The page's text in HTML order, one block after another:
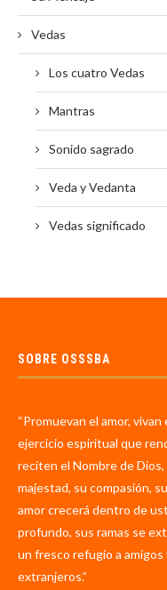
Vedas
Los cuatro Vedas
Mantras
Sonido sagrado
Veda y Vedanta
Vedas significado
SOBRE OSSSBA
“Promuevan el amor,
ejercicio espiritual que
reciten el Nombre de
majestad, su compasión,
amor crecerá dentro de
profundo, sus ramas se
un fresco refugio a
extranjeros.”